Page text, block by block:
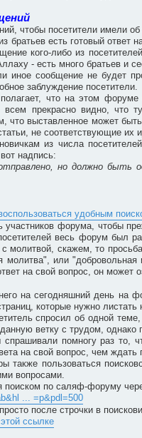
чтобы посетители имели
братьев есть готовый ответ
кого-либо из
- есть много братьев и
иное сообщение не будет
заблуждение посетители.
что на этом
прекрасно видно, что
что выставленное может
не соответствующие
из числа
надпись:
но должно быть
удобным
участников форума, чтобы
весь форум был
молитвой, скажем, то
или "добровольная
на свой вопрос, он
на сегодняшний день на
которые нужно листать
спросил об одной
ветку с трудом, однако
спрашивали помногу раз
на свой вопрос, чем ждать
также пользоваться
вопросами.
по саляф-форуму
... =p&pdl=500
после строчки в
ссылке